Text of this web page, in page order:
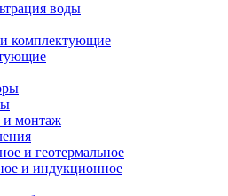
воды
комплектующие
и монтаж
и геотермальное
и индукционное